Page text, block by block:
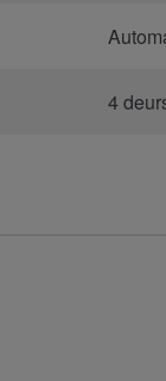
4